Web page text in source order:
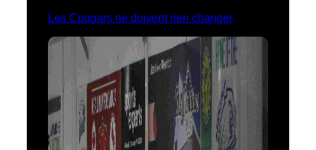
Les Cougars ne doivent rien changer